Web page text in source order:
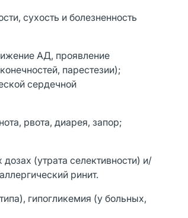
сухость и болезненность
АД, проявление
парестезии);
сердечной
рвота, диарея, запор;
(утрата селективности) и/
ринит.
гипогликемия (у больных,